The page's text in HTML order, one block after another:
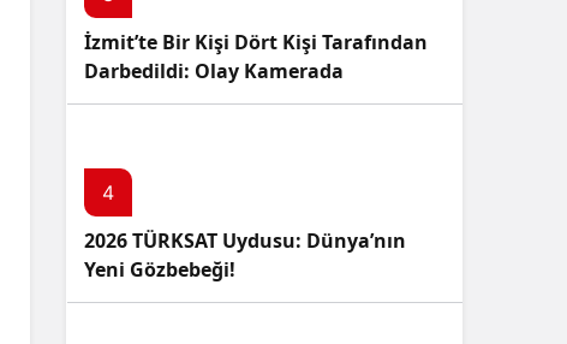
İzmit’te Bir Kişi Dört Kişi Tarafından
Darbedildi: Olay Kamerada
4
2026 TÜRKSAT Uydusu: Dünya’nın
Yeni Gözbebeği!